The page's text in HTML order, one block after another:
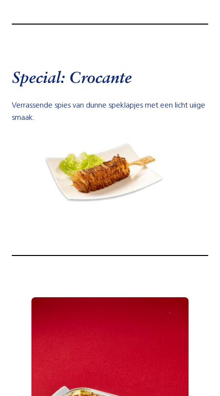
Special: Crocante
Verrassende spies van dunne speklapjes met een licht uiige
smaak.